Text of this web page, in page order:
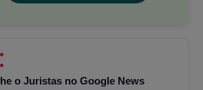
o Juristas no Google News